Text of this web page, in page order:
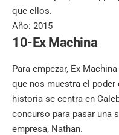
que ellos.
Año: 2015
10-Ex Machina
Para empezar, Ex
que nos muestra el
historia se centra en
concurso para pasar una
empresa, Nathan.